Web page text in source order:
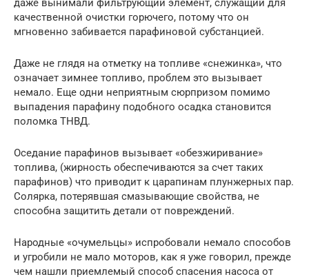
даже вынимали фильтрующий элемент, служащий для
качественной очистки горючего, потому что он
мгновенно забивается парафиновой субстанцией.
Даже не глядя на отметку на топливе «снежинка», что
означает зимнее топливо, проблем это вызывает
немало. Еще одни неприятным сюрпризом помимо
выпадения парафину подобного осадка становится
поломка ТНВД.
Оседание парафинов вызывает «обезжиривание»
топлива, (жирность обеспечиваются за счет таких
парафинов) что приводит к царапинам плунжерных пар.
Солярка, потерявшая смазывающие свойства, не
способна защитить детали от повреждений.
Народные «очумельцы» испробовали немало способов
и угробили не мало моторов, как я уже говорил, прежде
чем нашли приемлемый способ спасения насоса от